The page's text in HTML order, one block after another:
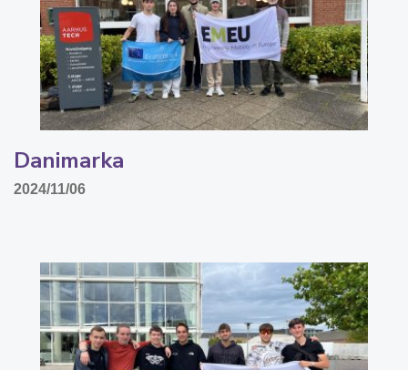
Danimarka
2024/11/06